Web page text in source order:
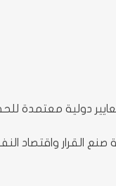
دولية معتمدة
القرار واقتصاد